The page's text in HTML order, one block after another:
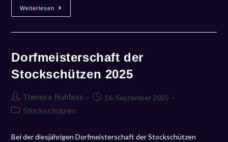
Weiterlesen
Dorfmeisterschaft der
Stockschützen 2025
Theresa Ruhfass
16. September 2025
Stockschützen
Bei der diesjährigen Dorfmeisterschaft der Stockschützen